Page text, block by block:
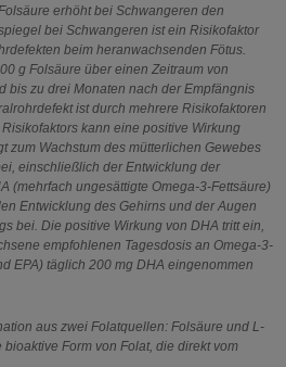
erhöht bei Schwangeren den
bei Schwangeren ist ein Risikofaktor
beim heranwachsenden Fötus.
g Folsäure über einen Zeitraum von
bis zu drei Monaten nach der Empfängnis
ist durch mehrere Risikofaktoren
kann eine positive Wirkung
zum Wachstum des mütterlichen Gewebes
einschließlich der Entwicklung der
(mehrfach ungesättigte Omega-3-Fettsäure)
Entwicklung des Gehirns und der Augen
bei. Die positive Wirkung von DHA tritt ein,
empfohlenen Tagesdosis an Omega-3-
EPA) täglich 200 mg DHA eingenommen
aus zwei Folatquellen: Folsäure und L-
Form von Folat, die direkt vom